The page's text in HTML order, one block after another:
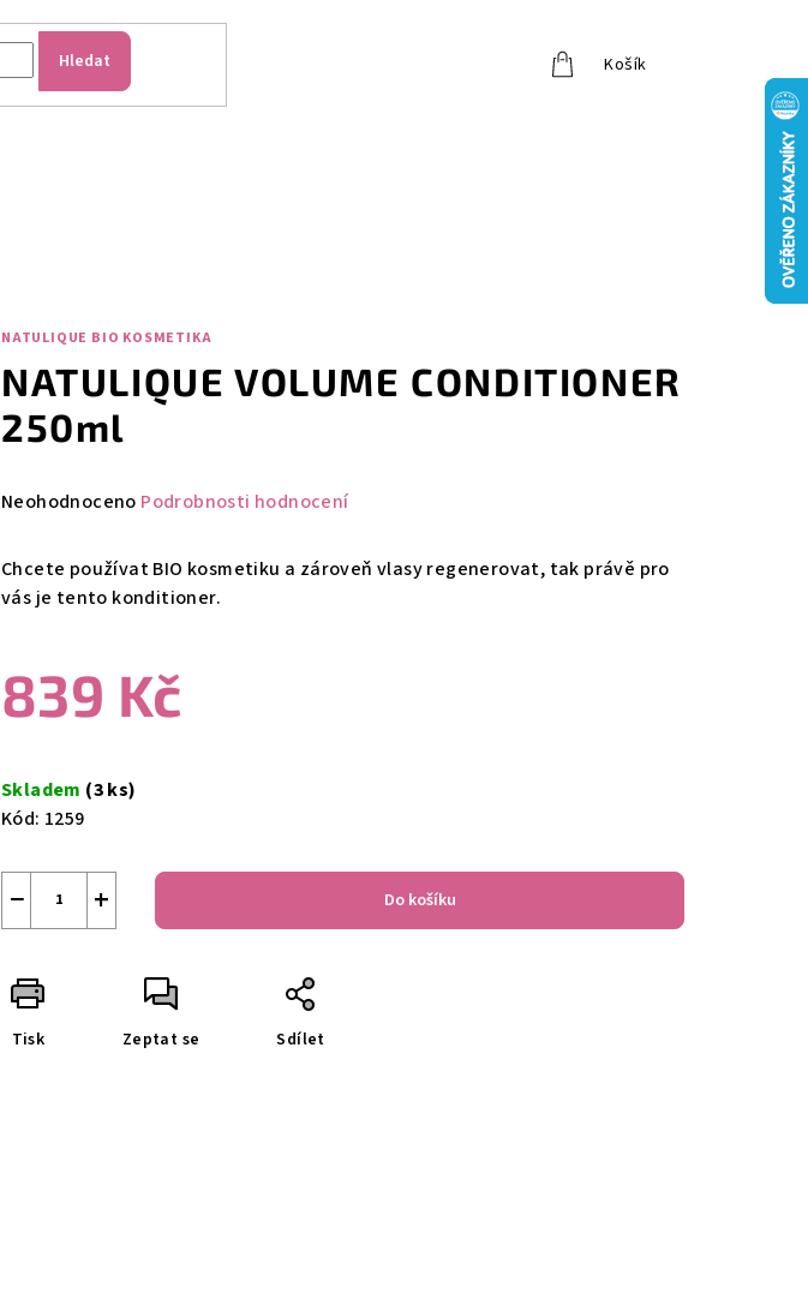
Hledat Košík
NATULIQUE BIO KOSMETIKA
NATULIQUE VOLUME CONDITIONER
250ml
Průměrné
produktu
je
5
hvězdiček.
Neohodnoceno Podrobnosti hodnocení
Chcete používat BIO kosmetiku a zároveň vlasy regenerovat, tak právě pro
vás je tento konditioner.
839 Kč
cena:
Skladem (3 ks)
Kód: 1259
+
− Do košíku
Tisk Zeptat se Sdílet